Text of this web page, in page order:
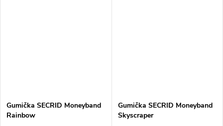
Gumička SECRID Moneyband
Rainbow
Gumička SECRID Moneyband
Skyscraper